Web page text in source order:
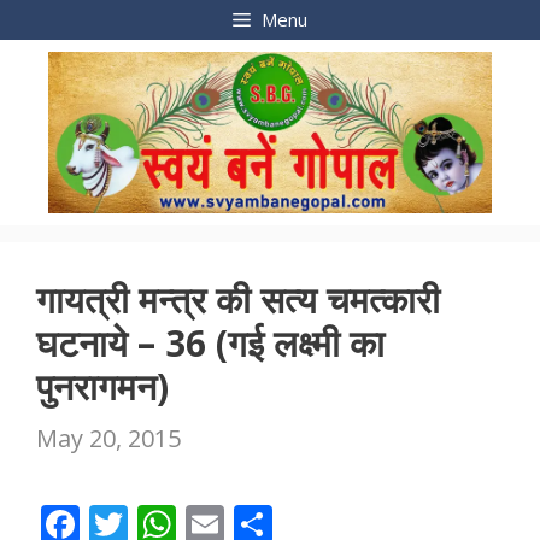
content
Menu
गायत्री मन्त्र की सत्य चमत्कारी
घटनाये – 36 (गई लक्ष्मी का
पुनरागमन)
May 20, 2015
F T W E